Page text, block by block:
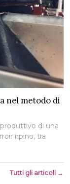
nel metodo di
di una
irpino, tra
Tutti gli articoli →